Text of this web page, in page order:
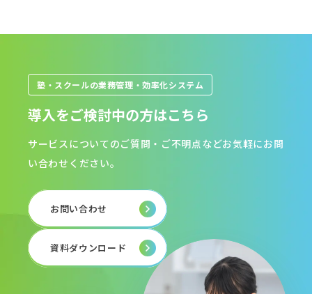
塾・スクールの業務管理・効率化システム
導入をご検討中の方はこちら
サービスについてのご質問・ご不明点などお気軽にお問
い合わせください。
お問い合わせ
資料ダウンロード